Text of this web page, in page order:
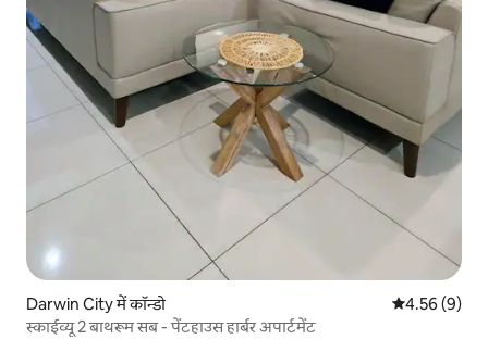
Darwin City में कॉन्डो औसत रेटिंग 5 में
4.56 (9)
स्काईव्यू 2 बाथरूम सब - पेंटहाउस हार्बर अपार्टमेंट